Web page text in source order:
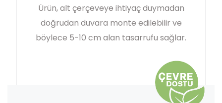
Ürün, alt çerçeveye ihtiyaç duymadan
doğrudan duvara monte edilebilir ve
böylece 5-10 cm alan tasarrufu sağlar.